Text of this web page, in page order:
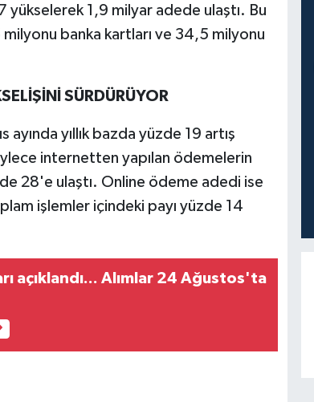
yükselerek 1,9 milyar adede ulaştı. Bu
banka kartları ve 34,5 milyonu
SÜRDÜRÜYOR
yıllık bazda yüzde 19 artış
internetten yapılan ödemelerin
28'e ulaştı. Online ödeme adedi ise
işlemler içindeki payı yüzde 14
açıklandı... Alımlar 24 Ağustos'ta